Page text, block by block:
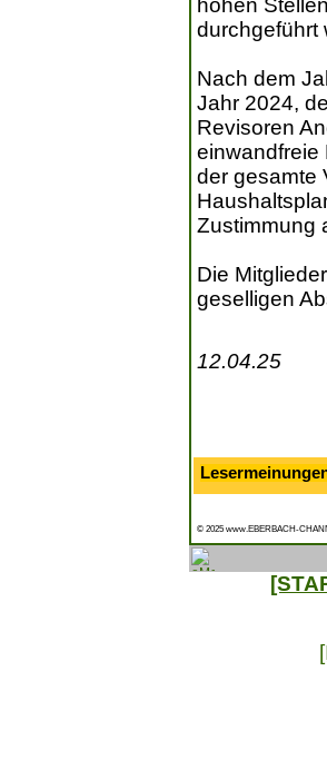
hohen
durchgeführt
Nach dem
Jahr 2024,
Revisoren
einwandfreie
der gesamte
Zustimmung
Die
geselligen
12.04.25
© 2025 www.EBERBACH-